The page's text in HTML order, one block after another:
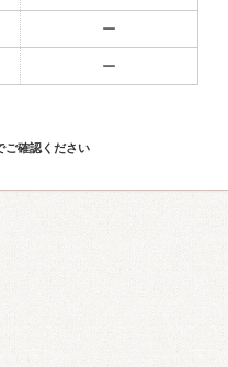
ー
ー
ご確認ください